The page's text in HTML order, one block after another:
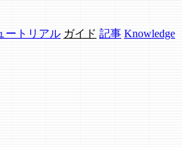
ートリアル ガイド 記事 Knowledge